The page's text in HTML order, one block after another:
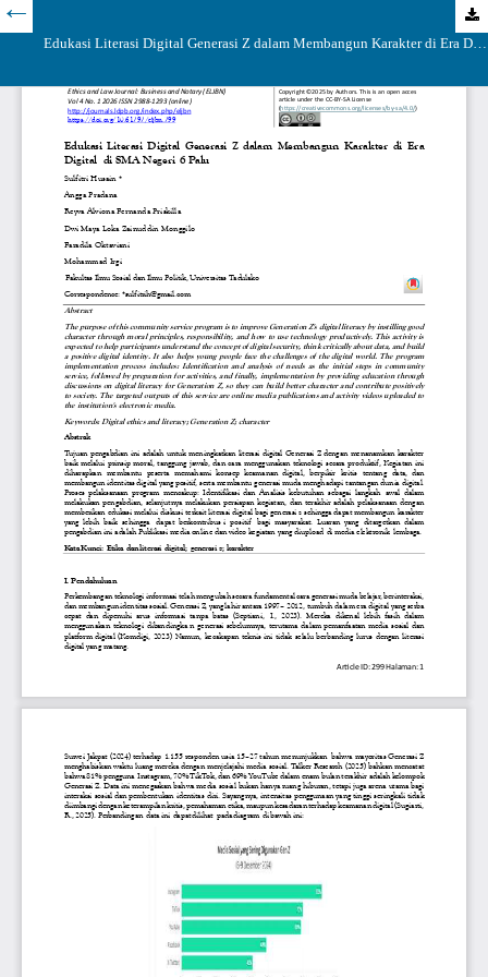
Edukasi Literasi Digital Generasi Z dalam Membangun Karakter di Era Digital di SMA Negeri 6 Palu